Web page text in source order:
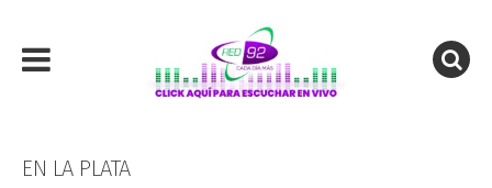
EN LA PLATA